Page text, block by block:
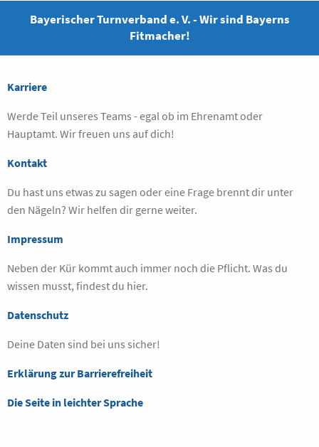
Bayerischer Turnverband e. V. - Wir sind Bayerns
Fitmacher!
Karriere
Werde Teil unseres Teams - egal ob im Ehrenamt oder
Hauptamt. Wir freuen uns auf dich!
Kontakt
Du hast uns etwas zu sagen oder eine Frage brennt dir unter
den Nägeln? Wir helfen dir gerne weiter.
Impressum
Neben der Kür kommt auch immer noch die Pflicht. Was du
wissen musst, findest du hier.
Datenschutz
Deine Daten sind bei uns sicher!
Erklärung zur Barrierefreiheit
Die Seite in leichter Sprache